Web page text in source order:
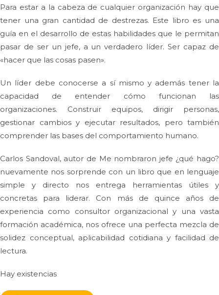
Para estar a la cabeza de cualquier organización hay que
tener una gran cantidad de destrezas. Este libro es una
guía en el desarrollo de estas habilidades que le permitan
pasar de ser un jefe, a un verdadero líder. Ser capaz de
«hacer que las cosas pasen».
Un líder debe conocerse a sí mismo y además tener la
capacidad de entender cómo funcionan las
organizaciones. Construir equipos, dirigir personas,
gestionar cambios y ejecutar resultados, pero también
comprender las bases del comportamiento humano.
Carlos Sandoval, autor de Me nombraron jefe ¿qué hago?
nuevamente nos sorprende con un libro que en lenguaje
simple y directo nos entrega herramientas útiles y
concretas para liderar. Con más de quince años de
experiencia como consultor organizacional y una vasta
formación académica, nos ofrece una perfecta mezcla de
solidez conceptual, aplicabilidad cotidiana y facilidad de
lectura.
Hay existencias